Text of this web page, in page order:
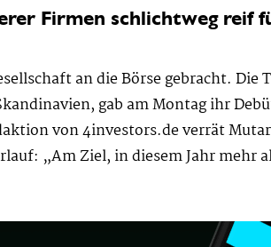
Firmen schlichtweg reif
an die Börse gebracht. Die
gab am Montag ihr
von 4investors.de verrät
„Am Ziel, in diesem Jahr mehr